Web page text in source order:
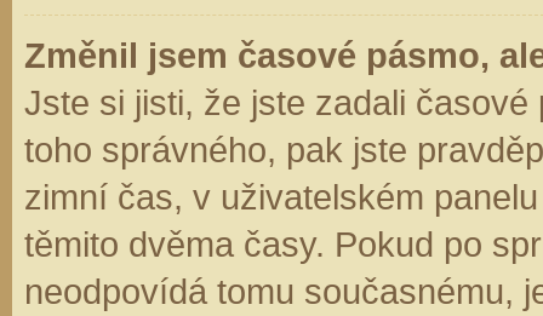
Změnil jsem časové pásmo,
Jste si jisti, že jste zadali
toho správného, pak jste
zimní čas, v uživatelském
těmito dvěma časy. Pokud po
neodpovídá tomu současnému,